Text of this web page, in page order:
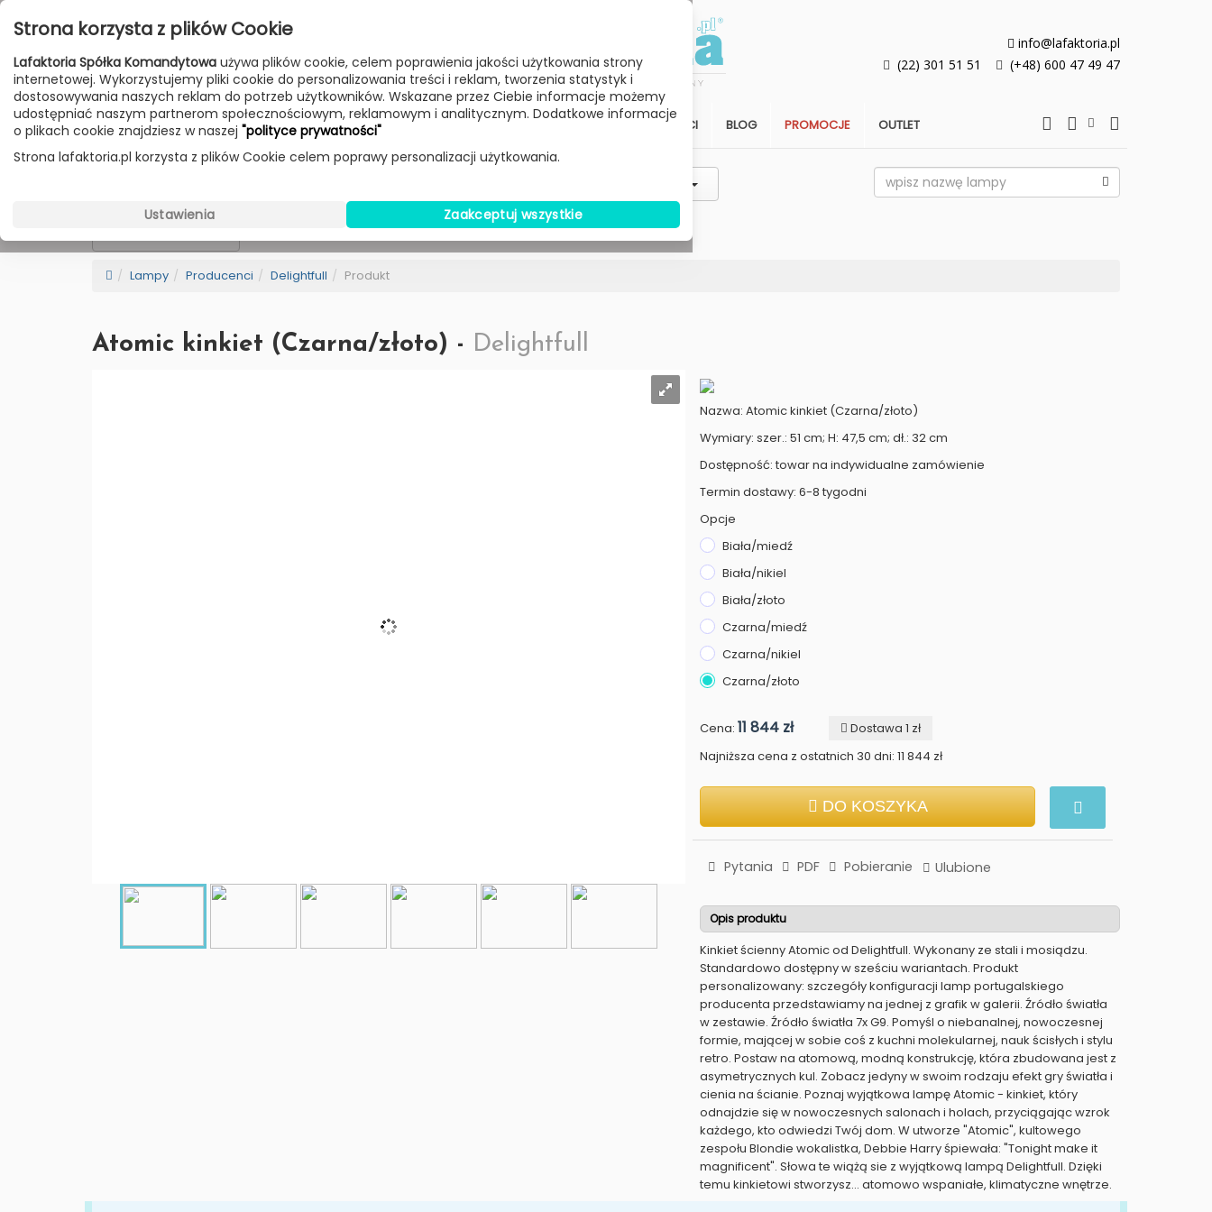
Przejdź do treści
Poniedziałek - Piątek 10:00-18:00
Sobota 10:00-14:00
info@lafaktoria.pl
(22) 301 51 51
(+48) 600 47 49 47
HOME LAMPY MEBLE DODATKI STREFA KLIENTA ARCHITEKCI BLOG PROMOCJE OUTLET
BESTSELLER W MAGAZYNIE
Lampy Producenci Delightfull Produkt
Atomic kinkiet (Czarna/złoto) - Delightfull
Nazwa: Atomic kinkiet (Czarna/złoto)
Wymiary: szer.: 51 cm; H: 47,5 cm; dł.: 32 cm
Dostępność: towar na indywidualne zamówienie
Termin dostawy: 6-8 tygodni
Opcje
Biała/miedź
Biała/nikiel
Biała/złoto
Czarna/miedź
Czarna/nikiel
Czarna/złoto
Cena:11 844 zł
Dostawa 1 zł
Najniższa cena z ostatnich 30 dni: 11 844 zł
DO KOSZYKA
Pytania PDF Pobieranie Ulubione
Opis produktu
Kinkiet ścienny Atomic od Delightfull. Wykonany ze stali i mosiądzu.
Standardowo dostępny w sześciu wariantach. Produkt
personalizowany: szczegóły konfiguracji lamp portugalskiego
producenta przedstawiamy na jednej z grafik w galerii. Źródło światła
w zestawie. Źródło światła 7x G9. Pomyśl o niebanalnej, nowoczesnej
formie, mającej w sobie coś z kuchni molekularnej, nauk ścisłych i stylu
retro. Postaw na atomową, modną konstrukcję, która zbudowana jest z
asymetrycznych kul. Zobacz jedyny w swoim rodzaju efekt gry światła i
cienia na ścianie. Poznaj wyjątkowa lampę Atomic - kinkiet, który
odnajdzie się w nowoczesnych salonach i holach, przyciągając wzrok
każdego, kto odwiedzi Twój dom. W utworze "Atomic", kultowego
zespołu Blondie wokalistka, Debbie Harry śpiewała: "Tonight make it
magnificent". Słowa te wiążą sie z wyjątkową lampą Delightfull. Dzięki
temu kinkietowi stworzysz... atomowo wspaniałe, klimatyczne wnętrze.
Strona korzysta z plików Cookie
Lafaktoria Spółka Komandytowa używa plików cookie, celem poprawienia jakości użytkowania strony
internetowej. Wykorzystujemy pliki cookie do personalizowania treści i reklam, tworzenia statystyk i
dostosowywania naszych reklam do potrzeb użytkowników. Wskazane przez Ciebie informacje możemy
udostępniać naszym partnerom społecznościowym, reklamowym i analitycznym. Dodatkowe informacje
o plikach cookie znajdziesz w naszej "polityce prywatności"
Strona lafaktoria.pl korzysta z plików Cookie celem poprawy personalizacji użytkowania.
Zaakceptuj wszystkie
Ustawienia